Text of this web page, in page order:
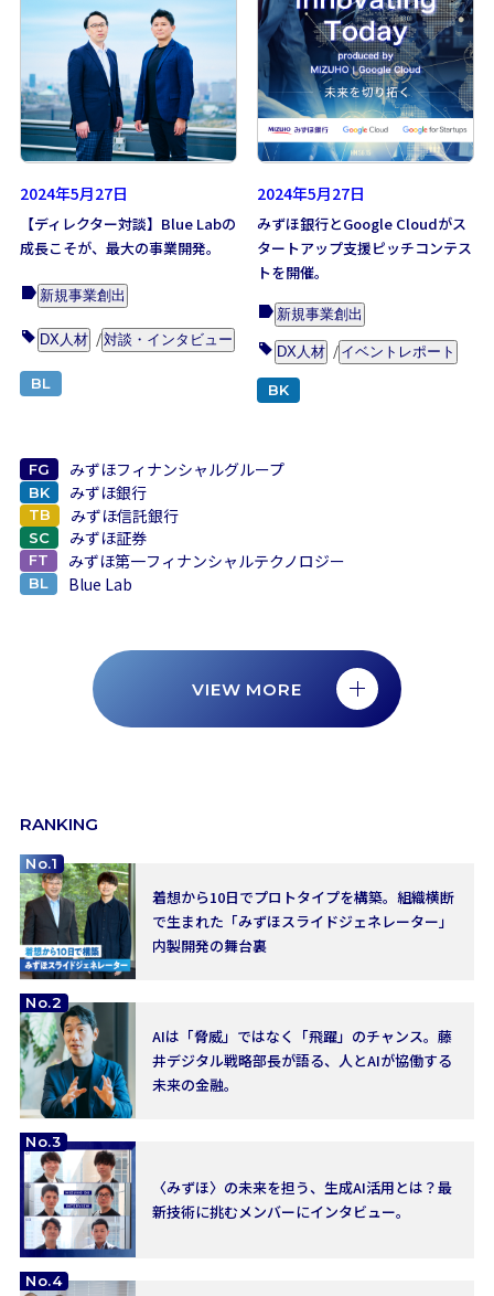
2024年5月27日
【ディレクター対談】Blue Labの
成長こそが、最大の事業開発。
新規事業創出
DX人材 対談・インタビュー
BL
2024年5月27日
みずほ銀行とGoogle Cloudがス
タートアップ支援ピッチコンテス
トを開催。
新規事業創出
DX人材 イベントレポート
BK
FG みずほフィナンシャルグループ
BK みずほ銀行
TB みずほ信託銀行
SC みずほ証券
FT みずほ第一フィナンシャルテクノロジー
BL Blue Lab
VIEW MORE
RANKING
No.1
着想から10日でプロトタイプを構築。組織横断
で生まれた「みずほスライドジェネレーター」
内製開発の舞台裏
No.2
AIは「脅威」ではなく「飛躍」のチャンス。藤
井デジタル戦略部長が語る、人とAIが協働する
未来の金融。
No.3
〈みずほ〉の未来を担う、生成AI活用とは？最
新技術に挑むメンバーにインタビュー。
No.4